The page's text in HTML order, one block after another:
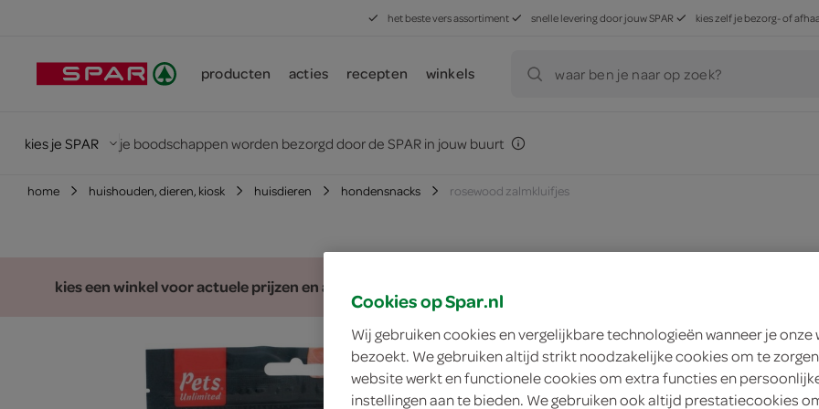
het beste vers assortiment snelle levering door jouw SPAR kies zelf je bezorg- of
producten acties recepten winkels waar ben je naar op zoek?
kies je SPAR je boodschappen worden bezorgd door de SPAR in jouw buurt
home huishouden, dieren, kiosk huisdieren hondensnacks rosewood zalmkluifjes
kies een winkel voor actuele prijzen en assortiment
Rosewood
Cookies op Spar.nl
Wij gebruiken cookies en vergelijkbare technologieën wanneer je onze
bezoekt. We gebruiken altijd strikt noodzakelijke cookies om te
website werkt en functionele cookies om extra functies en
instellingen aan te bieden. We gebruiken ook altijd prestatiecookies